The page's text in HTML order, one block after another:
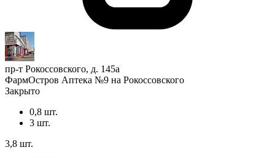
пр-т Рокоссовского, д. 145а
ФармОстров Аптека №9 на Рокоссовского
Закрыто
0,8 шт.
3 шт.
3,8 шт.